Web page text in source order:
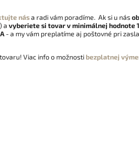
nása radi vám poradíme. Ak si u nás
a vyberiete si tovar v minimálnej hodnote
- a my vám preplatíme aj poštovné pri
Viac info o možnosti bezplatnej